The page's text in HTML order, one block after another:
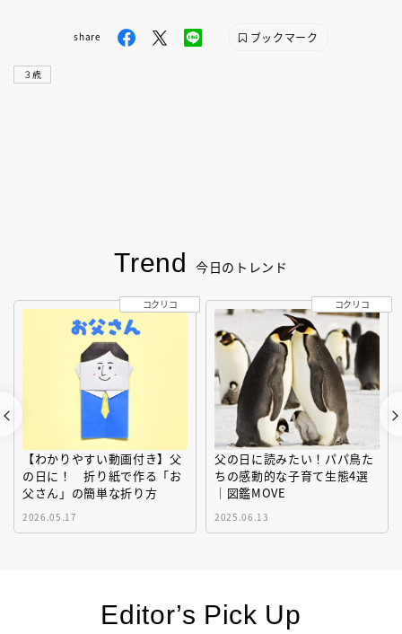
share ブックマーク
３歳
Trend 今日のトレンド
【わかりやすい動画付き】父
の日に！ 折り紙で作る「お
父さん」の簡単な折り方
2026.05.17
コクリコ
父の日に読みたい！パパ鳥た
ちの感動的な子育て生態4選
｜図鑑MOVE
2025.06.13
コクリコ
Editor’s Pick Up